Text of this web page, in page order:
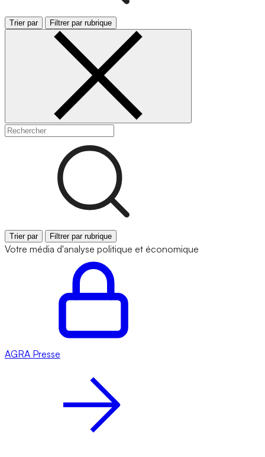
Trier par Filtrer par rubrique
Trier par Filtrer par rubrique
Votre média d'analyse politique et économique
AGRA Presse